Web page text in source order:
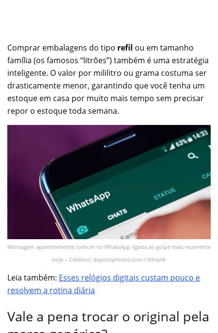
Comprar embalagens do tipo refil ou em tamanho
família (os famosos “litrões”) também é uma estratégia
inteligente. O valor por mililitro ou grama costuma ser
drasticamente menor, garantindo que você tenha um
estoque em casa por muito mais tempo sem precisar
repor o estoque toda semana.
Mensagem aparentemente comum no WhatsApp ligada ao golpe mais recorrente
hoje – Créditos: depositphotos.com / dimarik
Leia também: Esses relógios digitais custam pouco e
resolvem a rotina diária
Vale a pena trocar o original pela